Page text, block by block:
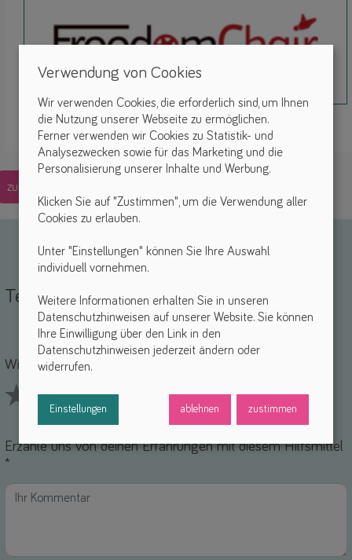
zurück
Teile deine Erfahrungen
Wie findest du dieses Hilfsmittel? *
2 Stars3 Stars4 Stars
Erzähle uns von deinen Erfahrungen mit diesem Hilfsmittel
*
Verwendung von Cookies
Wir verwenden Cookies, die erforderlich sind, um Ihnen
die Nutzung unserer Webseite zu ermöglichen.
Ferner verwenden wir Cookies zu Statistik- und
Analysezwecken sowie für das Marketing und die
Personalisierung unserer Inhalte und Werbung.
Klicken Sie auf "Zustimmen", um die Verwendung aller
Cookies zu erlauben.
Unter "Einstellungen" können Sie Ihre Auswahl
individuell vornehmen.
Weitere Informationen erhalten Sie in unseren
Datenschutzhinweisen auf unserer Website. Sie können
Ihre Einwilligung über den Link in den
Datenschutzhinweisen jederzeit ändern oder
widerrufen.
Einstellungen ablehnen zustimmen